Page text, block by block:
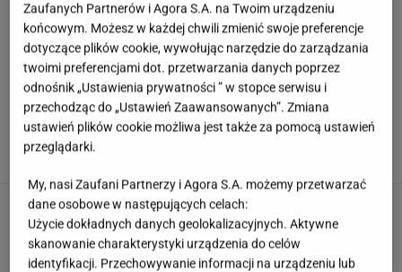
Europejski Bank Centralny miażdży pomysł
Nawrockiego i Glapińskiego
Nie dostała się do liceum mimo
świetnych wyników. Kuratorium wyjaśnia
KLAUDIA KIERZKOWSKA
Zaufanych Partnerów i Agora S.A. na Twoim urządzeniu
końcowym. Możesz w każdej chwili zmienić swoje preferencje
dotyczące plików cookie, wywołując narzędzie do zarządzania
twoimi preferencjami dot. przetwarzania danych poprzez
odnośnik „Ustawienia prywatności ” w stopce serwisu i
przechodząc do „Ustawień Zaawansowanych”. Zmiana
ustawień plików cookie możliwa jest także za pomocą ustawień
przeglądarki.
My, nasi Zaufani Partnerzy i Agora S.A. możemy przetwarzać
dane osobowe w następujących celach:
Użycie dokładnych danych geolokalizacyjnych. Aktywne
skanowanie charakterystyki urządzenia do celów
identyfikacji. Przechowywanie informacji na urządzeniu lub